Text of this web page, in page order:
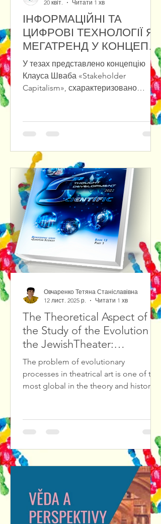
ІНФОРМАЦІЙНІ ТА
ЦИФРОВІ ТЕХНОЛОГІЇ ЯК
МЕГАТРЕНД У КОНЦЕПЦІЇ
«STAKEHOLDER
CAPITALISM»
У тезах представлено концепцію
Клауса Шваба «Stakeholder
Capitalism», схарактеризовано
цифровими проявами мегатрендів.
20 квіт.
Читати 1 хв
The Theoretical Aspect of
the Study of the Evolution of
the JewishTheater:
Methodological Foundations
and Source Study Base
The problem of evolutionary
processes in theatrical art is one of the
most global in the theory and history
problems is the diagnosis and
theatrical culture, the search for ways
out of them.We propose to consider
of fact, cultural knowledge is
represented by var
Овчаренко Тетяна Станіславівна
12 лист. 2025 р.
Читати 1 хв